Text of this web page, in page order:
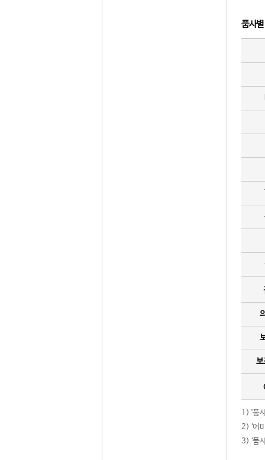
품사
보
1) '품
2) ‘어
3) ‘품